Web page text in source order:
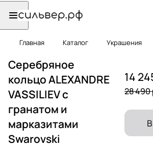
Главная Каталог Украшения
Серебряное
кольцо ALEXANDRE
VASSILIEV с
гранатом и
марказитами
Swarovski
14
28 490